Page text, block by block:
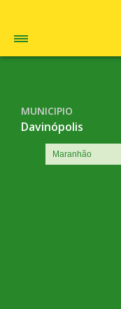
MUNICIPIO
Davinópolis